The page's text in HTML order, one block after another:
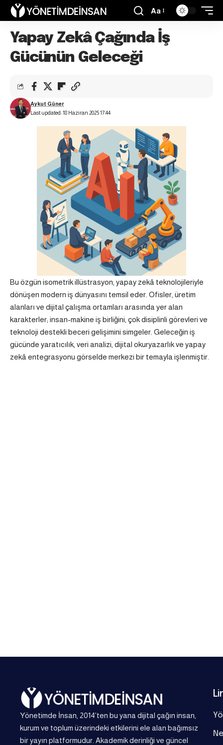
Aa
Yapay Zekâ Çağında İş
Gücünün Geleceği
Last updated: 18 Haziran 2025 17:44
Aykut Güner
Bu özgün isometrik illüstrasyon, yapay zekâ teknolojileriyle
dönüşen modern iş dünyasını temsil eder. Ofisler, üretim
alanları ve dijital çalışma ortamları arasında yer alan
karakterler; insan-makine iş birliğini, çok disiplinli görevleri ve
teknoloji destekli beceri gelişimini simgeler. Geleceğin iş
gücünde yaratıcılık, veri analizi, dijital okuryazarlık ve yapay
zekâ entegrasyonu görselde merkezi bir temayla işlenmiştir.
Yönetimde İnsan, 2014’ten bu yana dijital çağın insan,
kurum ve toplum üzerindeki etkilerini ele alan bağımsız
bir yayın platformudur. Akademik derinliği ve güncel